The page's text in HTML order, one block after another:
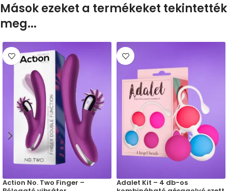
Mások ezeket a termékeket tekintették
meg...
Action No. Two Finger –
Adalet Kit – 4 db-os